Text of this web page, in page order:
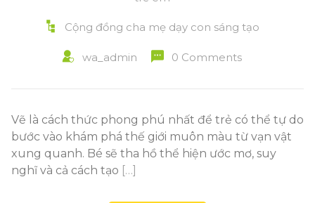
Cộng đồng cha mẹ dạy con sáng tạo
wa_admin 0 Comments
Vẽ là cách thức phong phú nhất để trẻ có thể tự do
bước vào khám phá thế giới muôn màu từ vạn vật
xung quanh. Bé sẽ tha hồ thể hiện ước mơ, suy
nghĩ và cả cách tạo […]